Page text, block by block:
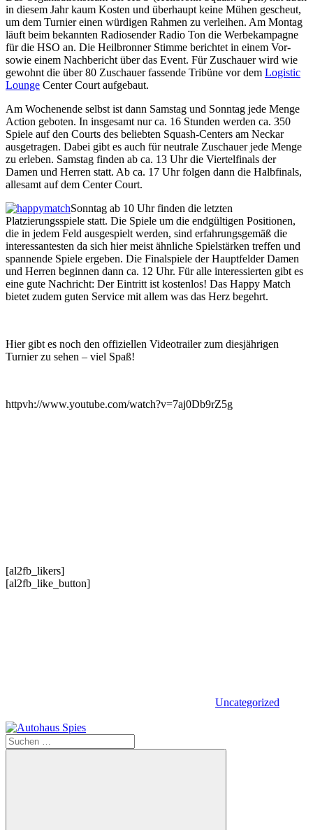
in diesem Jahr kaum Kosten und überhaupt keine Mühen gescheut,
um dem Turnier einen würdigen Rahmen zu verleihen. Am Montag
läuft beim bekannten Radiosender Radio Ton die Werbekampagne
für die HSO an. Die Heilbronner Stimme berichtet in einem Vor-
sowie einem Nachbericht über das Event. Für Zuschauer wird wie
gewohnt die über 80 Zuschauer fassende Tribüne vor dem Logistic
Lounge Center Court aufgebaut.
Am Wochenende selbst ist dann Samstag und Sonntag jede Menge
Action geboten. In insgesamt nur ca. 16 Stunden werden ca. 350
Spiele auf den Courts des beliebten Squash-Centers am Neckar
ausgetragen. Dabei gibt es auch für neutrale Zuschauer jede Menge
zu erleben. Samstag finden ab ca. 13 Uhr die Viertelfinals der
Damen und Herren statt. Ab ca. 17 Uhr folgen dann die Halbfinals,
allesamt auf dem Center Court.
Sonntag ab 10 Uhr finden die letzten
Platzierungsspiele statt. Die Spiele um die endgültigen Positionen,
die in jedem Feld ausgespielt werden, sind erfahrungsgemäß die
interessantesten da sich hier meist ähnliche Spielstärken treffen und
spannende Spiele ergeben. Die Finalspiele der Hauptfelder Damen
und Herren beginnen dann ca. 12 Uhr. Für alle interessierten gibt es
eine gute Nachricht: Der Eintritt ist kostenlos! Das Happy Match
bietet zudem guten Service mit allem was das Herz begehrt.
Hier gibt es noch den offiziellen Videotrailer zum diesjährigen
Turnier zu sehen – viel Spaß!
httpvh://www.youtube.com/watch?v=7aj0Db9rZ5g
[al2fb_likers]
[al2fb_like_button]
Uncategorized
Suchen
nach: